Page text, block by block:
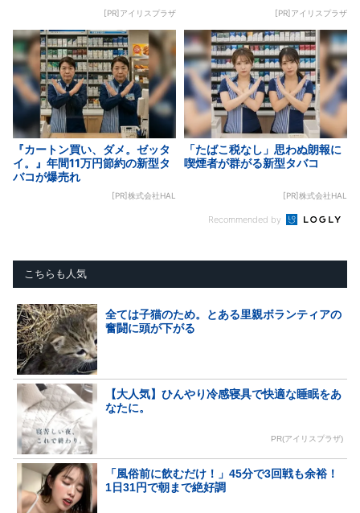
[PR]アイリスプラザ [PR]アイリスプラザ
『カートン買い、ダメ。ゼッタ
イ。』年間11万円節約の新型タ
バコが爆売れ
[PR]株式会社HAL
「たばこ税なし」思わぬ朗報に
喫煙者が群がる新型タバコ
[PR]株式会社HAL
Recommended by
こちらも人気
全ては子猫のため。とある里親ボランティアの
奮闘に頭が下がる
【大人気】ひんやり冷感寝具で快適な睡眠をあ
なたに。
PR(アイリスプラザ)
「風俗前に飲むだけ！」45分で3回戦も余裕！
1日31円で朝まで絶好調